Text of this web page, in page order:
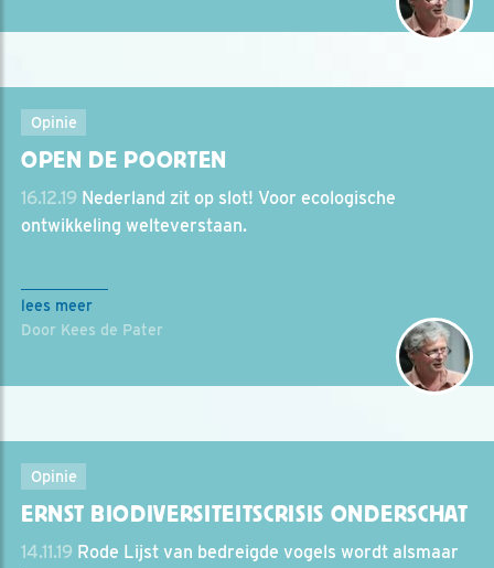
Opinie
OPEN DE POORTEN
16.12.19 Nederland zit op slot! Voor ecologische
ontwikkeling welteverstaan.
lees meer
Door Kees de Pater
Opinie
ERNST BIODIVERSITEITSCRISIS ONDERSCHAT
14.11.19 Rode Lijst van bedreigde vogels wordt alsmaar